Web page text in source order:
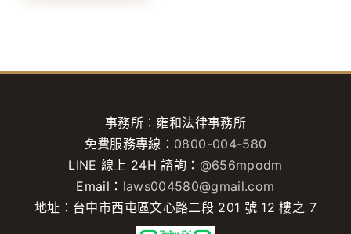
事務所：雍和法律事務所
免費服務專線： 0800-004-580
LINE 線上 24H 諮詢： @656mpodm
Email： laws004580@gmail.com
地址：台中市西屯區文心路二段 201 號 12 樓之 7